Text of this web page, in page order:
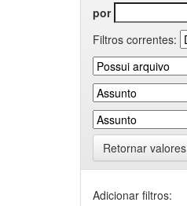
por
Filtros correntes:
Retornar valores
Adicionar filtros: